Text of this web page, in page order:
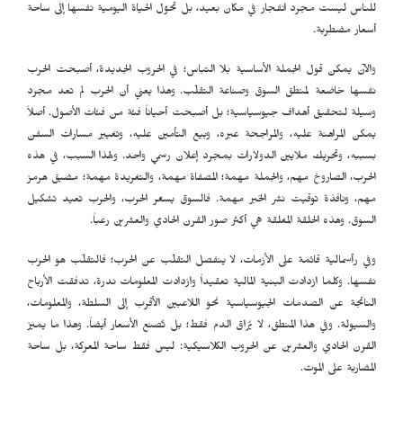
للناس ليست مجرد انفجار في مكان بعيد، بل تحوّل الحياة اليومية نفسها إلى ساحة
أسعار مضطربة.
والآن يمكن قول الجملة الأساسية بلا التباس؛ في الحروب الجديدة، أصبحت الحرب
نفسها خاضعة لمنطق السوق وصناعة التقلّب. وهذا يعني أن الحرب لم تعد مجرد
وسيلة لتحقيق أهداف جيوسياسية؛ بل أصبحت أحياناً فئة من فئات الأصول. أصلاً
يمكن المراهنة عليه، والمراجحة عبره، وبيع التأمين عليه، وتغيير مسارات السفن
بسببه، وتحريك ملايين الدولارات بمجرد إعلان رسمي واحد. ولهذا السبب، في هذه
الحرب، الصاروخ مهم، والجملة مهمة؛ المصفاة مهمة، والتغريدة مهمة؛ مضيق هرمز
مهم، ونافذة توقيت نشر الخبر مهمة. فالسوق يسعّر الحرب، والحرب تعيد تشكيل
السوق. وهذه الحلقة المغلقة هي أكثر صور القرن الحادي والعشرين رعباً.
وفي رأسمالية قائمة على الأزمات، لا ينفصل التقلّب عن الحرب؛ فالتقلّب هو الحرب
نفسها. وكلما ازدادت البنية المالية تعقيداً وازدادت المعلومات ندرة، تدفقت الأرباح
الناتجة عن الصدمات الجيوسياسية نحو اللاعبين الأقرب إلى السلطة، والمعلومات،
والسيولة. وفي هذا المنطق، لا يُراق الدم فقط؛ بل تُصنع الأسعار أيضاً. وهذا ما يميز
القرن الحادي والعشرين عن الحروب الكلاسيكية: ليس فقط ساحة المعركة، بل ساحة
المضاربة على الموت.